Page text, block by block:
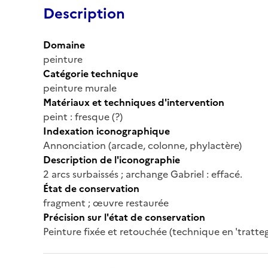
Description
Domaine
peinture
Catégorie technique
peinture murale
Matériaux et techniques d'intervention
peint : fresque (?)
Indexation iconographique
Annonciation (arcade, colonne, phylactère)
Description de l'iconographie
2 arcs surbaissés ; archange Gabriel : effacé.
État de conservation
fragment ; œuvre restaurée
Précision sur l'état de conservation
Peinture fixée et retouchée (technique en